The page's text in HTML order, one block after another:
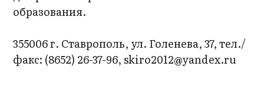
образования.
355006 г. Ставрополь, ул. Голенева, 37, тел./
факс: (8652) 26-37-96, skiro2012@yandex.ru